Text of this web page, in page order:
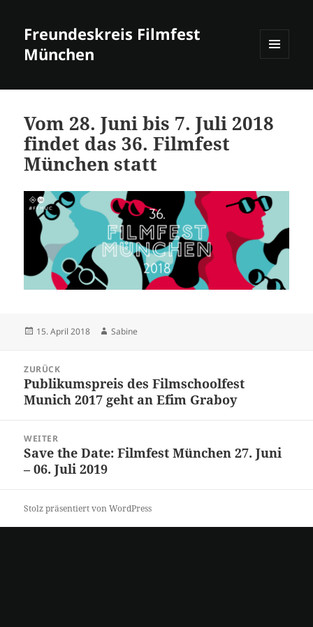
Freundeskreis Filmfest
München
WIDGETS
Vom 28. Juni bis 7. Juli 2018
findet das 36. Filmfest
München statt
Veröffentlicht
15. April 2018 Autor
Sabine
Navigation
ZURÜCK
Vorheriger
Beitrag:
Publikumspreis des Filmschoolfest
Munich 2017 geht an Efim Graboy
WEITER
Nächster
Beitrag:
Save the Date: Filmfest München 27. Juni
– 06. Juli 2019
Stolz präsentiert von WordPress